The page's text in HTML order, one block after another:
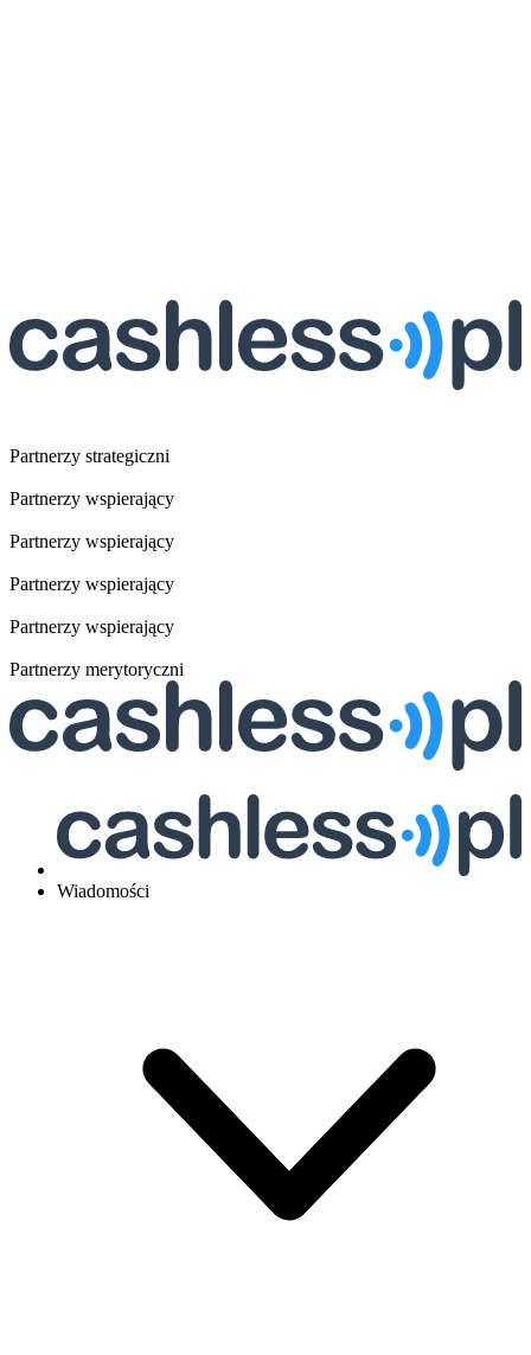
Partnerzy strategiczni
Partnerzy wspierający
Partnerzy wspierający
Partnerzy wspierający
Partnerzy wspierający
Partnerzy merytoryczni
Wiadomości